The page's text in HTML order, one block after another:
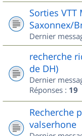
Sorties VTT
Saxonnex/
Dernier
recherche
de DH)
Dernier
Réponses : 19
Recherche
valserhone